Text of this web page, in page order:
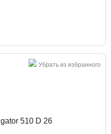
Убрать из избранного